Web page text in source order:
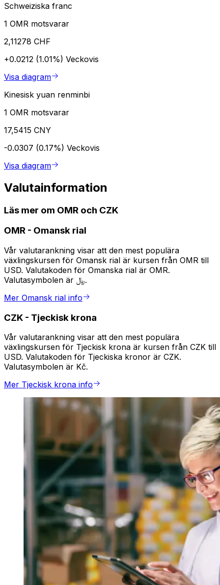
Schweiziska franc
1 OMR motsvarar
2,11278 CHF
+0.0212 (1.01%) Veckovis
Visa diagram
Kinesisk yuan renminbi
1 OMR motsvarar
17,5415 CNY
-0.0307 (0.17%) Veckovis
Visa diagram
Valutainformation
Läs mer om OMR och CZK
OMR - Omansk rial
Vår valutarankning visar att den mest populära
växlingskursen för Omansk rial är kursen från OMR till
USD. Valutakoden för Omanska rial är OMR.
Valutasymbolen är ﷼.
Mer Omansk rial info
CZK - Tjeckisk krona
Vår valutarankning visar att den mest populära
växlingskursen för Tjeckisk krona är kursen från CZK till
USD. Valutakoden för Tjeckiska kronor är CZK.
Valutasymbolen är Kč.
Mer Tjeckisk krona info